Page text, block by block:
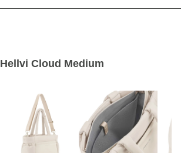
Hellvi Cloud Medium